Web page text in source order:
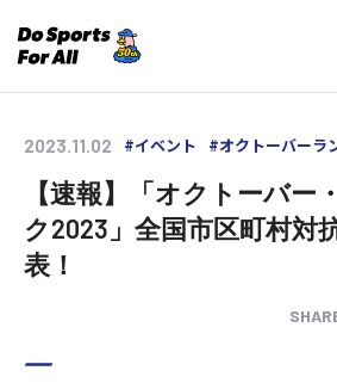
【速報】「オクトーバー
ク2023」全国市区町村対
表！
2023.11.02 #イベント #オクトーバーラ